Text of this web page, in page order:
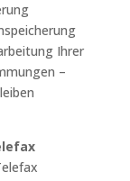
Ihrer
–